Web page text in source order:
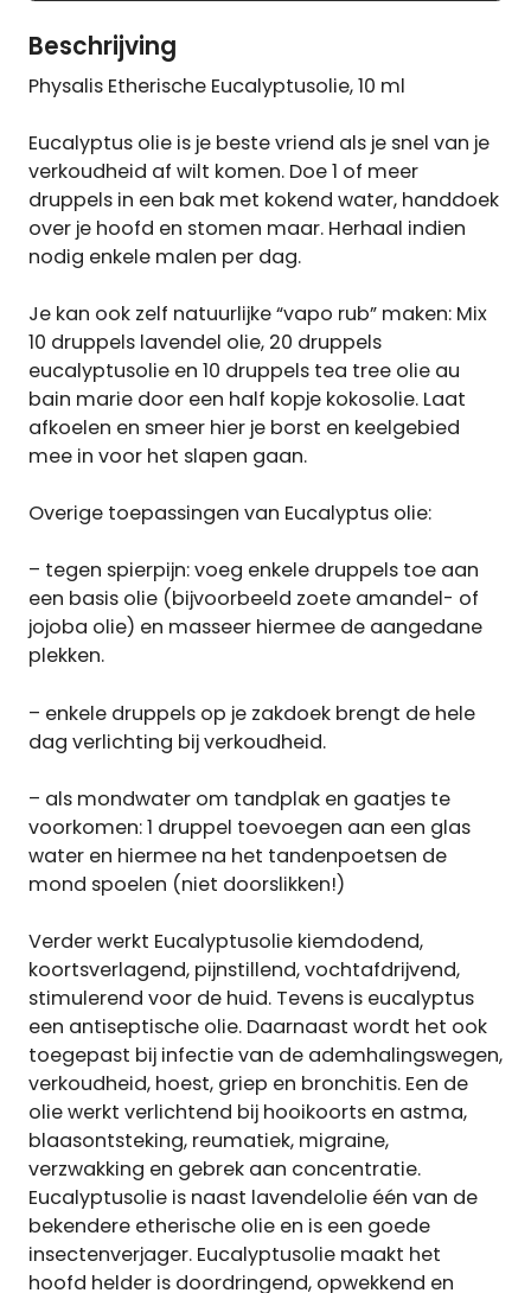
Beschrijving
Physalis Etherische Eucalyptusolie, 10 ml
Eucalyptus olie is je beste vriend als je snel van je
verkoudheid af wilt komen. Doe 1 of meer
druppels in een bak met kokend water, handdoek
over je hoofd en stomen maar. Herhaal indien
nodig enkele malen per dag.
Je kan ook zelf natuurlijke “vapo rub” maken: Mix
10 druppels lavendel olie, 20 druppels
eucalyptusolie en 10 druppels tea tree olie au
bain marie door een half kopje kokosolie. Laat
afkoelen en smeer hier je borst en keelgebied
mee in voor het slapen gaan.
Overige toepassingen van Eucalyptus olie:
– tegen spierpijn: voeg enkele druppels toe aan
een basis olie (bijvoorbeeld zoete amandel- of
jojoba olie) en masseer hiermee de aangedane
plekken.
– enkele druppels op je zakdoek brengt de hele
dag verlichting bij verkoudheid.
– als mondwater om tandplak en gaatjes te
voorkomen: 1 druppel toevoegen aan een glas
water en hiermee na het tandenpoetsen de
mond spoelen (niet doorslikken!)
Verder werkt Eucalyptusolie kiemdodend,
koortsverlagend, pijnstillend, vochtafdrijvend,
stimulerend voor de huid. Tevens is eucalyptus
een antiseptische olie. Daarnaast wordt het ook
toegepast bij infectie van de ademhalingswegen,
verkoudheid, hoest, griep en bronchitis. Een de
olie werkt verlichtend bij hooikoorts en astma,
blaasontsteking, reumatiek, migraine,
verzwakking en gebrek aan concentratie.
Eucalyptusolie is naast lavendelolie één van de
bekendere etherische olie en is een goede
insectenverjager. Eucalyptusolie maakt het
hoofd helder is doordringend, opwekkend en